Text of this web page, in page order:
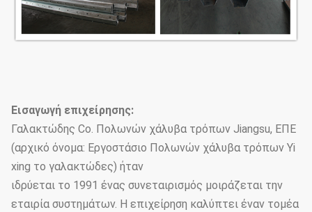
Εισαγωγή επιχείρησης:
Γαλακτώδης Co. Πολωνών χάλυβα τρόπων Jiangsu, ΕΠΕ
(αρχικό όνομα: Εργοστάσιο Πολωνών χάλυβα τρόπων Yi
xing το γαλακτώδες) ήταν
ιδρύεται το 1991 ένας συνεταιρισμός μοιράζεται την
εταιρία συστημάτων. Η επιχείρηση καλύπτει έναν τομέα